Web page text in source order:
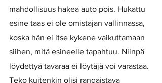
mahdollisuus hakea auto pois. Hukattu
esine taas ei ole omistajan vallinnassa,
koska hän ei itse kykene vaikuttamaan
siihen, mitä esineelle tapahtuu. Niinpä
löydettyä tavaraa ei löytäjä voi varastaa.
Teko kuitenkin olisi rangaistava